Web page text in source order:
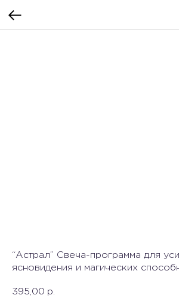
“Астрал” Свеча-программа для
ясновидения и магических
395,00 р.